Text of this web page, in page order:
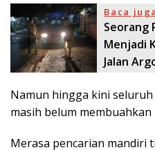
Baca
Seorang
Menjadi
Jalan
Namun hingga kini
masih belum membuahkan
Merasa pencarian mandiri